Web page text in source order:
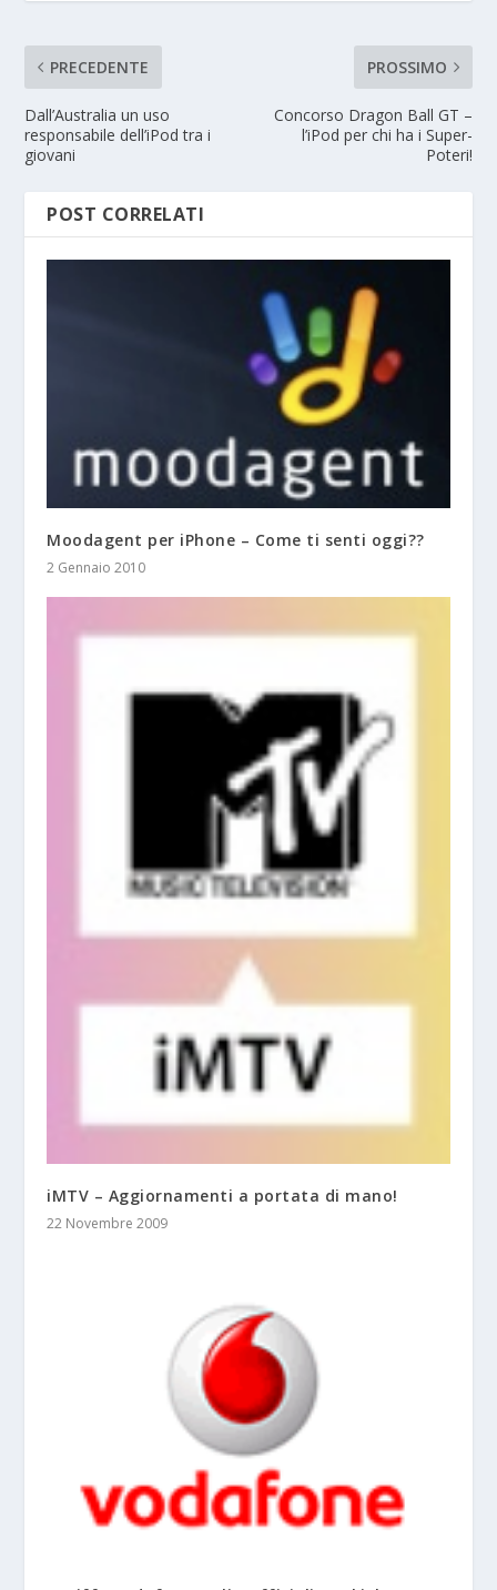
PRECEDENTE
Dall’Australia un uso
responsabile dell’iPod tra i
giovani
PROSSIMO
Concorso Dragon Ball GT –
l’iPod per chi ha i Super-
Poteri!
POST CORRELATI
Moodagent per iPhone – Come ti senti oggi??
2 Gennaio 2010
iMTV – Aggiornamenti a portata di mano!
22 Novembre 2009